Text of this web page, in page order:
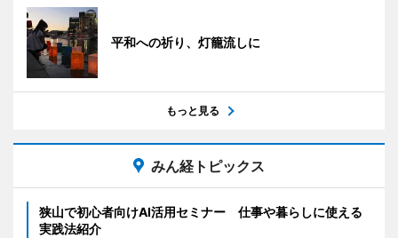
平和への祈り、灯籠流しに
もっと見る
みん経トピックス
狭山で初心者向けAI活用セミナー 仕事や暮らしに使える
実践法紹介